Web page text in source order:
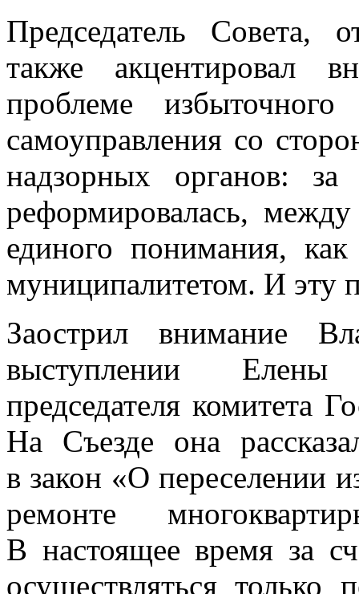
Председатель Совета,
также акцентировал
проблеме
самоуправления со
надзорных органов: за
реформировалась,
единого понимания,
муниципалитетом. И эту
Заострил внимание
выступлении Елены
председателя комитета
На Съезде она
в закон «О переселении
ремонте
В настоящее время за
осуществляться только